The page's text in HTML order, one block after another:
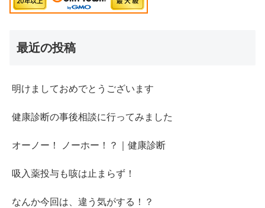
最近の投稿
明けましておめでとうございます
健康診断の事後相談に行ってみました
オーノー！ ノーホー！？｜健康診断
吸入薬投与も咳は止まらず！
なんか今回は、違う気がする！？